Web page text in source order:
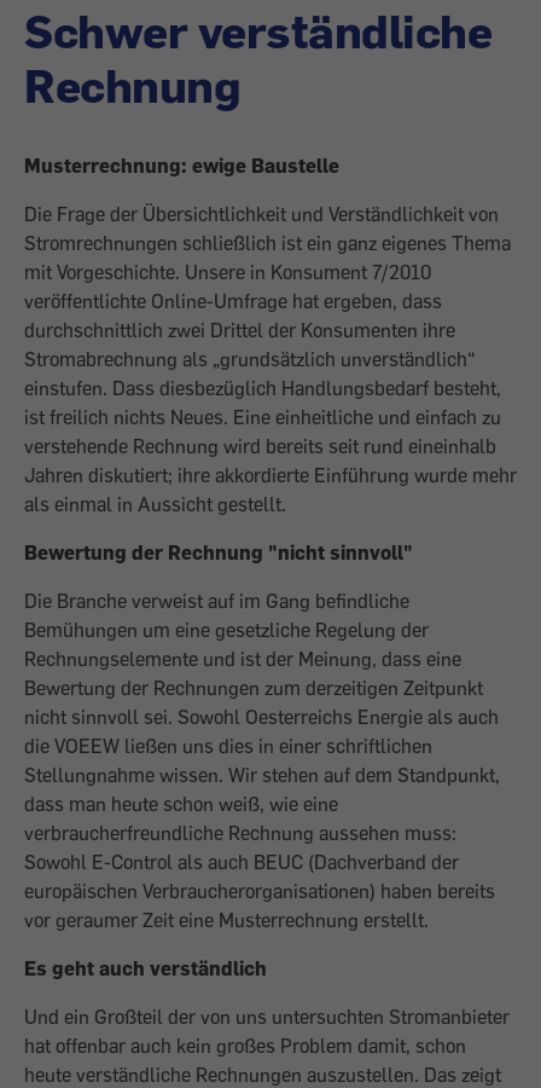
Schwer verständliche
Rechnung
Musterrechnung: ewige Baustelle
Die Frage der Übersichtlichkeit und ­Verständlichkeit von
Stromrechnungen schließlich ist ein ganz eigenes Thema
mit Vorgeschichte. Unsere in Konsument 7/2010
veröffentlichte Online-Umfrage hat ergeben, dass
durchschnittlich zwei Drittel der Konsumenten ihre
Stromabrechnung als „grundsätzlich unverständlich“
einstufen. Dass diesbezüglich Handlungsbedarf besteht,
ist freilich nichts Neues. Eine ­einheitliche und einfach zu
verstehende Rechnung wird bereits seit rund eineinhalb
Jahren diskutiert; ihre akkordierte Einführung wurde mehr
als einmal in ­Aussicht gestellt.
Bewertung der Rechnung "nicht sinnvoll"
Die Branche verweist auf im Gang befind­liche
Bemühungen um eine gesetzliche ­Regelung der
Rechnungselemente und ist der Meinung, dass eine
Bewertung der Rechnungen zum derzeitigen Zeitpunkt
nicht sinnvoll sei. Sowohl Oesterreichs ­Energie als auch
die VOEEW ließen uns dies in einer schriftlichen
Stellungnahme wissen. Wir stehen auf dem Standpunkt,
dass man heute schon weiß, wie eine
verbraucherfreundliche Rechnung aussehen muss:
Sowohl E-Control als auch BEUC (Dachverband der
europäischen Verbraucherorganisationen) haben bereits
vor geraumer Zeit eine Musterrechnung erstellt.
Es geht auch verständlich
Und ein Großteil der von uns untersuchten Stromanbieter
hat offenbar auch kein ­großes Problem damit, schon
heute verständliche Rechnungen auszustellen. Das zeigt